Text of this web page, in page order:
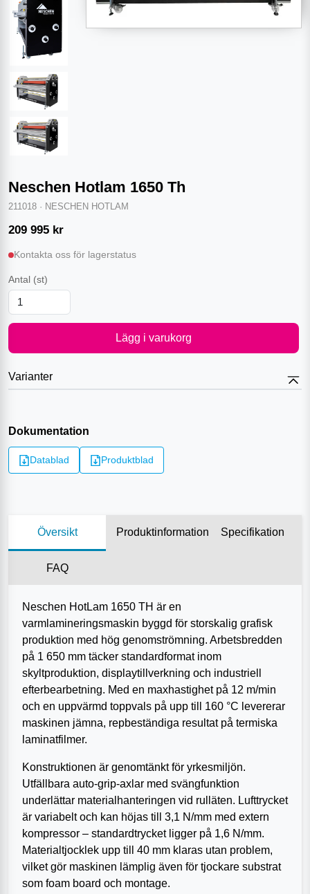
Neschen Hotlam 1650 Th
211018 · NESCHEN HOTLAM
209 995 kr
Kontakta oss för lagerstatus
Antal (st)
Lägg i varukorg
Varianter
Dokumentation
Datablad Produktblad
Översikt Produktinformation Specifikation
FAQ
Neschen HotLam 1650 TH är en
varmlamineringsmaskin byggd för storskalig grafisk
produktion med hög genomströmning. Arbetsbredden
på 1 650 mm täcker standardformat inom
skyltproduktion, displaytillverkning och industriell
efterbearbetning. Med en maxhastighet på 12 m/min
och en uppvärmd toppvals på upp till 160 °C levererar
maskinen jämna, repbeständiga resultat på termiska
laminatfilmer.
Konstruktionen är genomtänkt för yrkesmiljön.
Utfällbara auto-grip-axlar med svängfunktion
underlättar materialhanteringen vid rulläten. Lufttrycket
är variabelt och kan höjas till 3,1 N/mm med extern
kompressor – standardtrycket ligger på 1,6 N/mm.
Materialtjocklek upp till 40 mm klaras utan problem,
vilket gör maskinen lämplig även för tjockare substrat
som foam board och montage.